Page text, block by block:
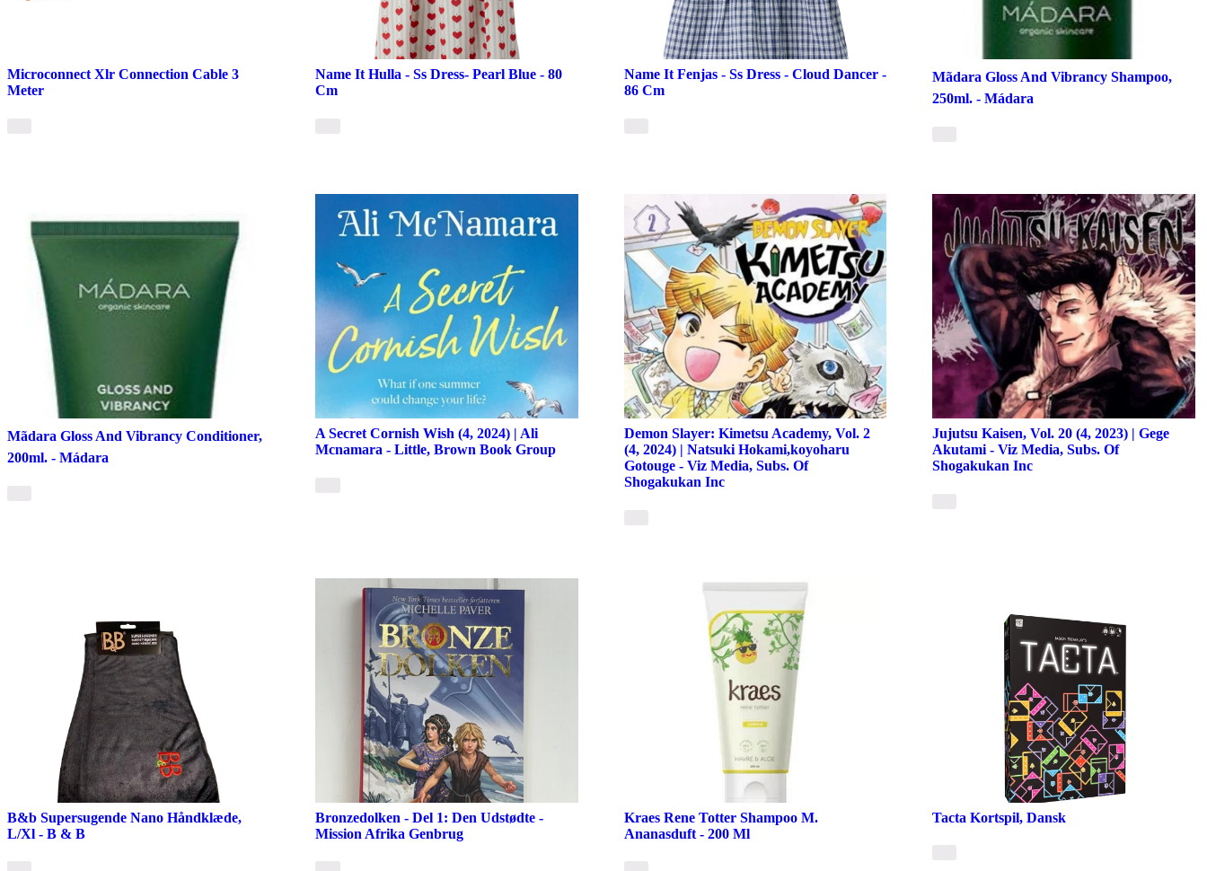
Microconnect Xlr Connection Cable 3
Meter
Name It Hulla - Ss Dress- Pearl Blue - 80
Cm
Name It Fenjas - Ss Dress - Cloud Dancer -
86 Cm
Mãdara Gloss And Vibrancy Shampoo,
250ml. - Mádara
Mãdara Gloss And Vibrancy Conditioner,
200ml. - Mádara
A Secret Cornish Wish (4, 2024) | Ali
Mcnamara - Little, Brown Book Group
Demon Slayer: Kimetsu Academy, Vol. 2
(4, 2024) | Natsuki Hokami,koyoharu
Gotouge - Viz Media, Subs. Of
Shogakukan Inc
Jujutsu Kaisen, Vol. 20 (4, 2023) | Gege
Akutami - Viz Media, Subs. Of
Shogakukan Inc
B&b Supersugende Nano Håndklæde,
L/Xl - B & B
Bronzedolken - Del 1: Den Udstødte -
Mission Afrika Genbrug
Kraes Rene Totter Shampoo M.
Ananasduft - 200 Ml
Tacta Kortspil, Dansk